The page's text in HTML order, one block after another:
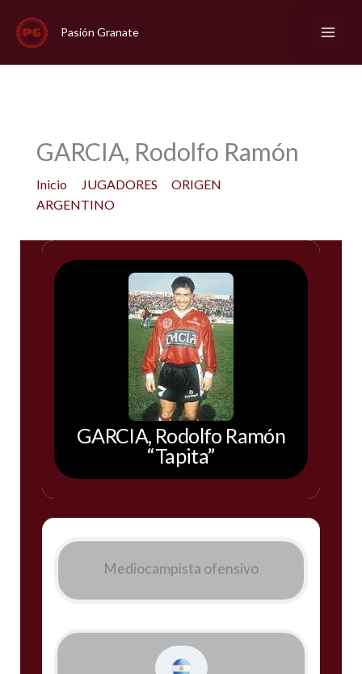
contenido
Pasión Granate
GARCIA, Rodolfo Ramón
Inicio JUGADORES
ORIGEN
ARGENTINO
GARCIA, Rodolfo Ramón
“Tapita”
Mediocampista ofensivo